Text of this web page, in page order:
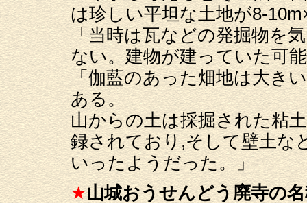
は珍しい平坦な土地が8-
「当時は瓦などの発掘物を
ない。建物が建っていた可
「伽藍のあった畑地は大き
ある。
山からの土は採掘された粘
録されており,そして壁土な
いったようだった。」
★山城おうせんどう廃寺の